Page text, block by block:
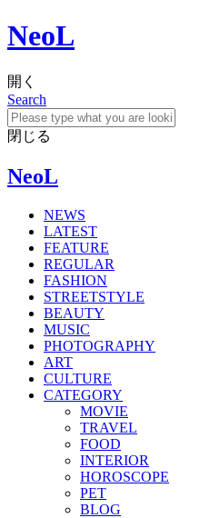
NeoL
開く
Search
閉じる
NeoL
NEWS
LATEST
FEATURE
REGULAR
FASHION
STREETSTYLE
BEAUTY
MUSIC
PHOTOGRAPHY
ART
CULTURE
CATEGORY
MOVIE
TRAVEL
FOOD
INTERIOR
HOROSCOPE
PET
BLOG